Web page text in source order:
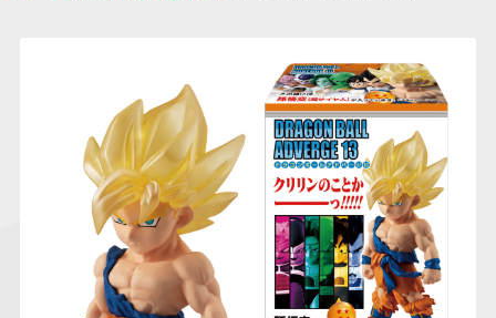
仮面ライダーシリー
プリキュアシリーズ
ガンダムシリーズ
ドラゴンボール
アンパンマン
キャラパキ
チョコサプ
にふぉるめーしょん
ポケモンキッズ
ポケモンスケールワ